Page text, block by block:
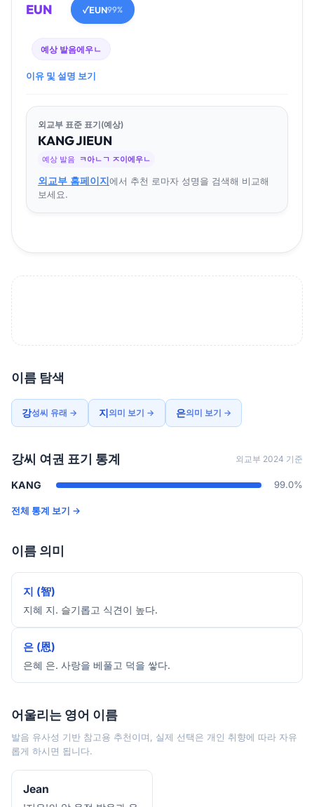
EUN ✓EUN99%
예상 발음에우ㄴ
이유 및 설명 보기
외교부 표준 표기(예상)
KANGJIEUN
예상 발음 ㅋ아ㄴㄱ ㅈ이에우ㄴ
외교부 홈페이지에서 추천 로마자 성명을 검색해 비교해
보세요.
이름 탐색
강성씨 유래 → 지의미 보기 → 은의미 보기 →
강씨 여권 표기 통계 외교부 2024 기준
KANG 99.0%
전체 통계 보기 →
이름 의미
지 (智)
지혜 지. 슬기롭고 식견이 높다.
은 (恩)
은혜 은. 사랑을 베풀고 덕을 쌓다.
어울리는 영어 이름
발음 유사성 기반 참고용 추천이며, 실제 선택은 개인 취향에 따라 자유
롭게 하시면 됩니다.
Jean